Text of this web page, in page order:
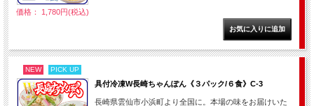
価格： 1,780円(税込)
NEW PICK UP
具付冷凍W長崎ちゃんぽん《３パック/６食》C-3
長崎県雲仙市小浜町より全国に。本場の味をお届けいた